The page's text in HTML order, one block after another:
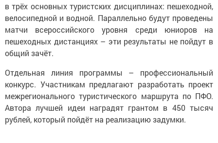
в трёх основных туристских дисциплинах: пешеходной,
велосипедной и водной. Параллельно будут проведены
матчи всероссийского уровня среди юниоров на
пешеходных дистанциях – эти результаты не пойдут в
общий зачёт.
Отдельная линия программы – профессиональный
конкурс. Участникам предлагают разработать проект
межрегионального туристического маршрута по ПФО.
Автора лучшей идеи наградят грантом в 450 тысяч
рублей, который пойдёт на реализацию задумки.